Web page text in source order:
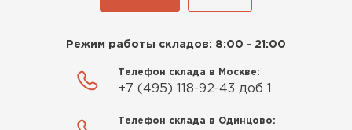
Режим работы складов: 8:00 - 21:00
Телефон склада в Москве:
+7 (495) 118-92-43 доб 1
Телефон склада в Одинцово: